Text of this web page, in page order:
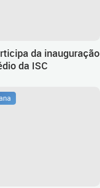
da inauguração
da ISC